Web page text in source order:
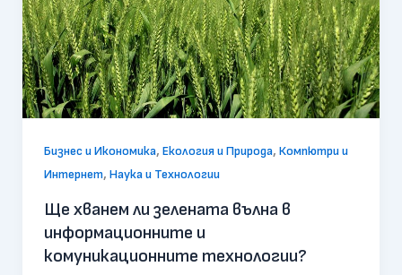
Бизнес и Икономика, Екология и Природа, Компютри и
Интернет, Наука и Технологии
Ще хванем ли зелената вълна в
информационните и
комуникационните технологии?